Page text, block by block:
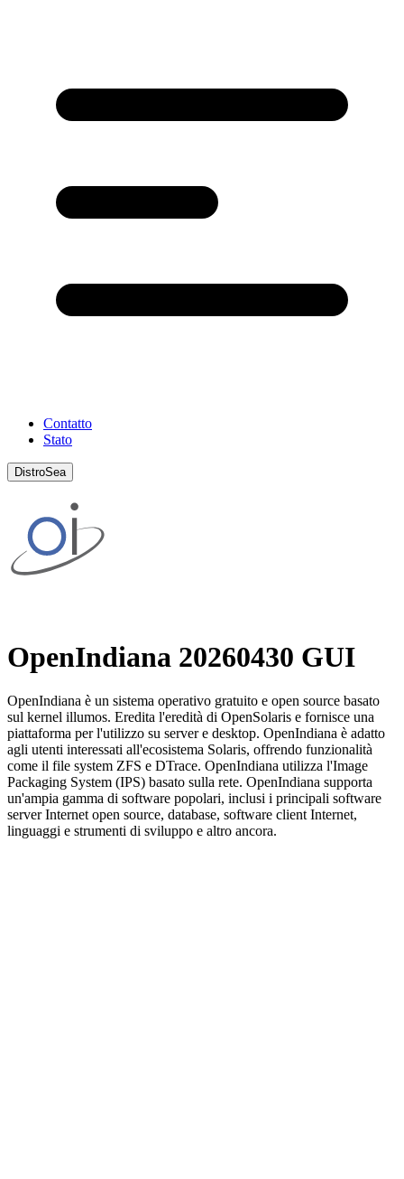
Contatto
Stato
DistroSea
OpenIndiana 20260430 GUI
OpenIndiana è un sistema operativo gratuito e open source basato
sul kernel illumos. Eredita l'eredità di OpenSolaris e fornisce una
piattaforma per l'utilizzo su server e desktop. OpenIndiana è adatto
agli utenti interessati all'ecosistema Solaris, offrendo funzionalità
come il file system ZFS e DTrace. OpenIndiana utilizza l'Image
Packaging System (IPS) basato sulla rete. OpenIndiana supporta
un'ampia gamma di software popolari, inclusi i principali software
server Internet open source, database, software client Internet,
linguaggi e strumenti di sviluppo e altro ancora.